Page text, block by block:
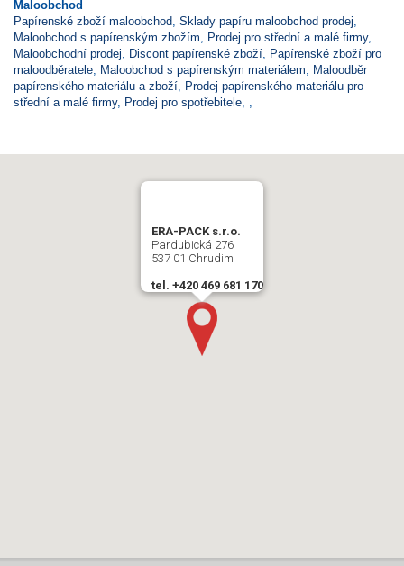
Maloobchod
Papírenské zboží maloobchod Sklady papíru maloobchod prodej
Maloobchod s papírenským zbožím
Prodej pro střední a malé firmy,
Maloobchodní prodej
Discont papírenské zboží
Papírenské zboží pro
maloodběratele
Maloobchod s papírenským materiálem
Maloodběr
papírenského materiálu a zboží
Prodej papírenského materiálu pro
střední a malé firmy, Prodej pro spotřebitele
ERA-PACK s.r.o.
Pardubická 276
537 01 Chrudim
tel. +420 469 681 170